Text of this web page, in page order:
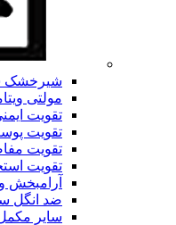
مولتی
تقویت
تقویت
تقویت
تقویت
آرامبخش
ضد انگل
سایر